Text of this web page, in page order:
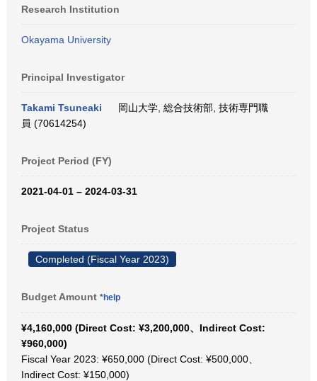
Research Institution
Okayama University
Principal Investigator
Takami Tsuneaki
岡山大学, 総合技術部, 技術専門職
員 (70614254)
Project Period (FY)
2021-04-01 – 2024-03-31
Project Status
Completed (Fiscal Year 2023)
Budget Amount *help
¥4,160,000 (Direct Cost: ¥3,200,000、Indirect Cost:
¥960,000)
Fiscal Year 2023: ¥650,000 (Direct Cost: ¥500,000、
Indirect Cost: ¥150,000)